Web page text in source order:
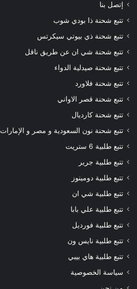
إتصل بنا
تتبع شحنة ذا بودي شوب
تتبع شحنة ذي بيوتي سيكرتس
تتبع شحنة شي ان عن طريق ناقل
تتبع شحنة صيدلية الدواء
تتبع شحنة فلاورد
تتبع شحنة قصر الاواني
تتبع شحنة كارديال
تتبع شحنة نون السعودية و مصر و الإمارات
تتبع طلبية 6 ستريت
تتبع طلبية جرير
تتبع طلبية دومينوز
تتبع طلبية شي ان
تتبع طلبية علي بابا
تتبع طلبية فورديل
تتبع طلبية نايس ون
تتبع طلبية هاي بيبي
سياسة الخصوصية